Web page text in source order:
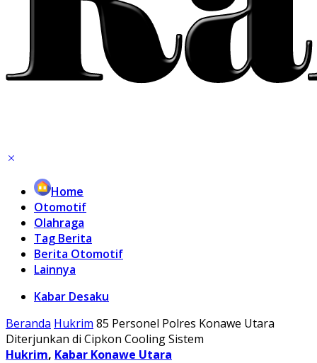
Home
Otomotif
Olahraga
Tag Berita
Berita Otomotif
Lainnya
Kabar Desaku
Beranda Hukrim 85 Personel Polres Konawe Utara
Diterjunkan di Cipkon Cooling Sistem
Hukrim, Kabar Konawe Utara